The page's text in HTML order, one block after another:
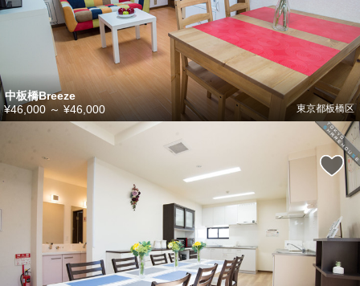
中板橋Breeze
東京都板橋区
¥46,000～¥46,000